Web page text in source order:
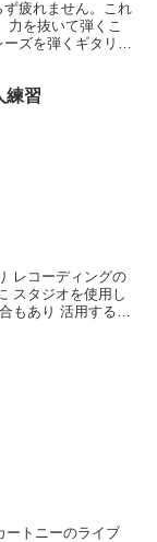
疲れません。これ
力を抜いて弾くこ
ズを弾くギタリス
練習
レコーディングの
スタジオを使用し
もあり 活用する人
ートニーのライブ